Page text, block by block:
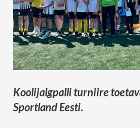
Koolijalgpalli turniire
Sportland Eesti.